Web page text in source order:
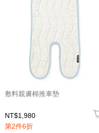
敷料親膚棉推車墊
NT$1,980
第2件6折